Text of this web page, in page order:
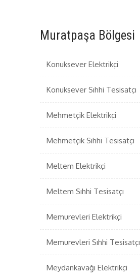
Muratpaşa Bölgesi
Konuksever Elektrikçi
Konuksever Sıhhi Tesisatçı
Mehmetçik Elektrikçi
Mehmetçik Sıhhi Tesisatçı
Meltem Elektrikçi
Meltem Sıhhi Tesisatçı
Memurevleri Elektrikçi
Memurevleri Sıhhi Tesisatçı
Meydankavağı Elektrikçi